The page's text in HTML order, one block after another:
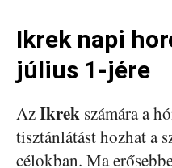
Ikrek napi
július 1-jére
AzIkrek számára a
tisztánlátást hozhat a
célokban. Ma